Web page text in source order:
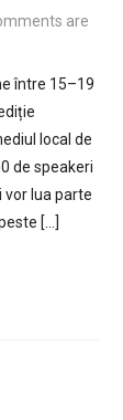
are
între 15–19
local de
de speakeri
vor lua parte
[…]